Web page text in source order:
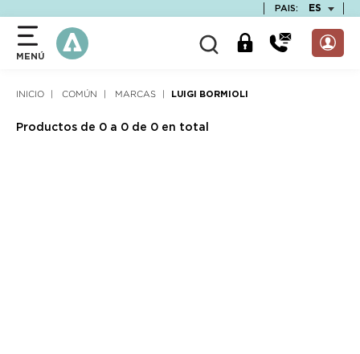
PAIS: ES
MENÚ
INICIO COMÚN MARCAS LUIGI BORMIOLI
Productos de 0 a 0 de 0 en total